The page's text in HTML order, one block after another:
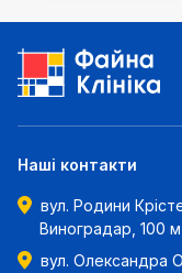
Наші контакти
вул. Родини
Виноградар, 100
вул. Олександра